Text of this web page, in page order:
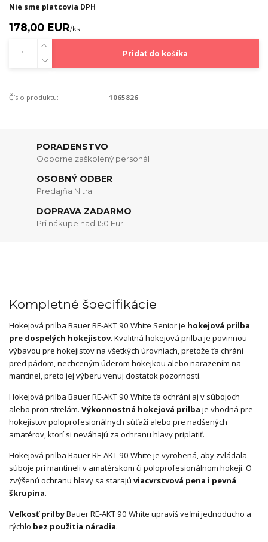
Nie sme platcovia DPH
178,00 EUR/ks
Pridať do košíka
Číslo produktu: 1065826
PORADENSTVO
Odborne zaškolený personál
OSOBNÝ ODBER
Predajňa Nitra
DOPRAVA ZADARMO
Pri nákupe nad 150 Eur
Kompletné špecifikácie
Hokejová prilba Bauer RE-AKT 90 White Senior je hokejová prilba
pre dospelých hokejistov. Kvalitná hokejová prilba je povinnou
výbavou pre hokejistov na všetkých úrovniach, pretože ťa chráni
pred pádom, nechceným úderom hokejkou alebo narazením na
mantinel, preto jej výberu venuj dostatok pozornosti.
Hokejová prilba Bauer RE-AKT 90 White ťa ochráni aj v súbojoch
alebo proti strelám. Výkonnostná hokejová prilba je vhodná pre
hokejistov poloprofesionálnych súťaží alebo pre nadšených
amatérov, ktorí si neváhajú za ochranu hlavy priplatiť.
Hokejová prilba Bauer RE-AKT 90 White je vyrobená, aby zvládala
súboje pri mantineli v amatérskom či poloprofesionálnom hokeji. O
zvýšenú ochranu hlavy sa starajú viacvrstvová pena i pevná
škrupina.
Veľkosť prilbyBauer RE-AKT 90 White upravíš veľmi jednoducho a
rýchlo bez použitia náradia.